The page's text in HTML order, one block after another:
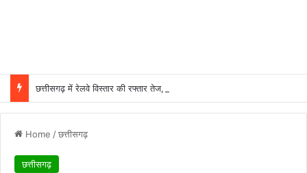
Home /छत्तीसगढ़
छत्तीसगढ़